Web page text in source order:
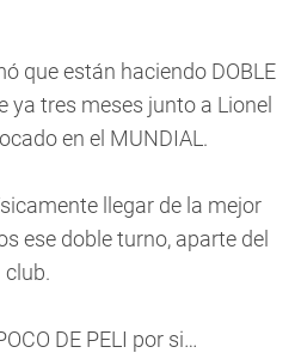
que están haciendo DOBLE
ya tres meses junto a Lionel
en el MUNDIAL.
llegar de la mejor
ese doble turno, aparte del
club.
DE PELI por si…